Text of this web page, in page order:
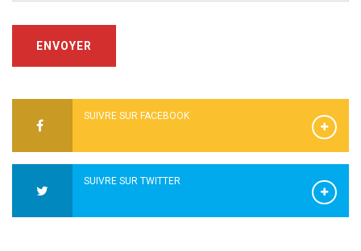
ENVOYER
SUIVRE SUR FACEBOOK
SUIVRE SUR TWITTER